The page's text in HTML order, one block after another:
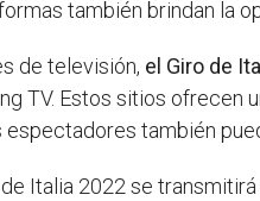
también brindan la
de televisión, el Giro de
TV. Estos sitios
espectadores también
Italia 2022 se